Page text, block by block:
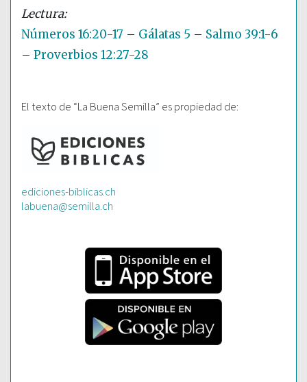
Números 16:20-17 – Gálatas 5 – Salmo 39:1-6
– Proverbios 12:27-28
El texto de “La Buena Semilla” es propiedad de:
ediciones-biblicas.ch
labuena@semilla.ch